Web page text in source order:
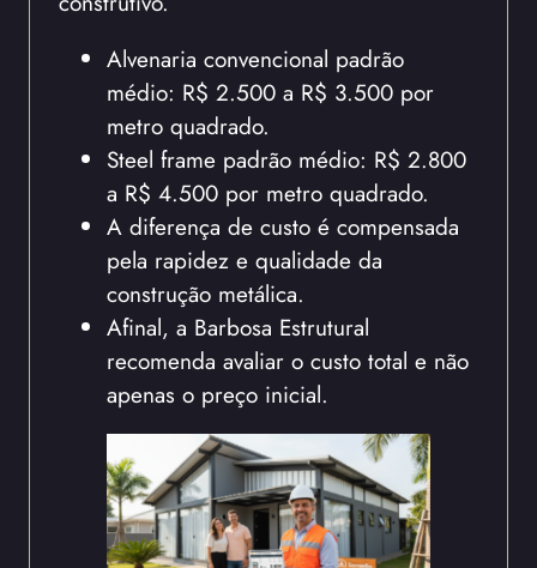
Alvenaria convencional padrão
médio: R$ 2.500 a R$ 3.500 por
metro quadrado.
Steel frame padrão médio: R$ 2.800
a R$ 4.500 por metro quadrado.
A diferença de custo é compensada
pela rapidez e qualidade da
construção metálica.
Afinal, a Barbosa Estrutural
recomenda avaliar o custo total e não
apenas o preço inicial.